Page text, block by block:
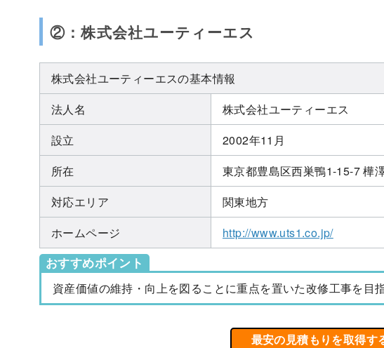
②：株式会社ユーティーエス
株式会社ユーティーエスの基本情報
法人名
株式会社ユーティーエス
設立
2002年11月
所在
東京都豊島区西巣鴨1-15-7 樺
対応エリア
関東地方
ホームページ
http://www.uts1.co.jp/
おすすめポイント
資産価値の維持・向上を図ることに重点を置いた改修工事を目
最安の見積もりを取得す